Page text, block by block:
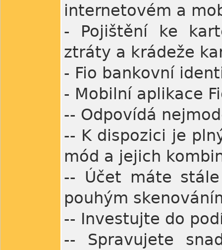
internetovém a
- Pojištění ke
ztráty a krádeže
- Fio bankovní
- Mobilní aplikace
-- Odpovídá
-- K dispozici je
mód a jejich
-- Účet máte
pouhým
-- Investujte do
-- Spravujete